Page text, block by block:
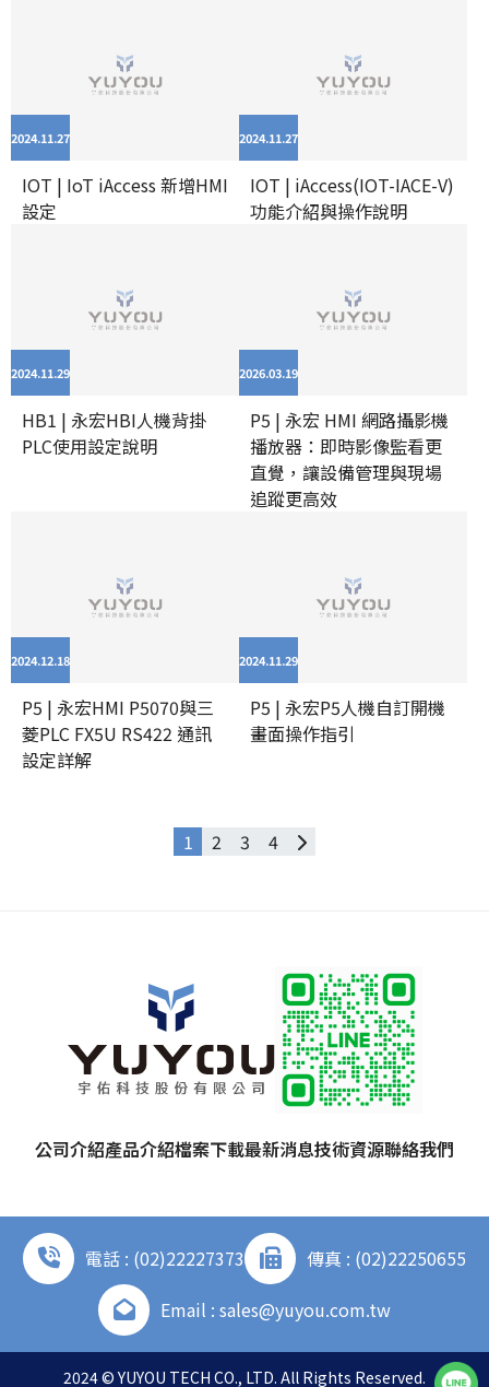
2024.1127
IOT | IoT iAccess 新增HMI
設定
2024.1127
IOT | iAccess(IOT-IACE-V)
功能介紹與操作說明
2024.1129
HB1 | 永宏HBI人機背掛
PLC使用設定說明
2026.03 19
P5 | 永宏 HMI 網路攝影機
播放器：即時影像監看更
直覺，讓設備管理與現場
追蹤更高效
2024.12 18
P5 | 永宏HMI P5070與三
菱PLC FX5U RS422 通訊
設定詳解
2024.1129
P5 | 永宏P5人機自訂開機
畫面操作指引
1 2 3 4
公司介紹產品介紹檔案下載最新消息技術資源聯絡我們
電話 : (02)22227373
傳真 : (02)22250655
Email : sales@yuyou.com.tw
2024 © YUYOU TECH CO., LTD. All Rights Reserved.